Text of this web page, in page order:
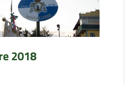
2018